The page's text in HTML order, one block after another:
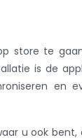
store te
is de
en
u ook